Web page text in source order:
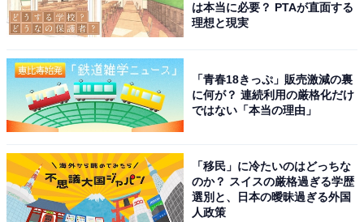
は本当に必要？ PTAが直面する
理想と現実
「青春18きっぷ」販売激減の裏
に何が？ 連続利用の厳格化だけ
ではない「本当の理由」
「移民」に冷たいのはどっちな
のか？ スイスの厳格過ぎる学歴
選別と、日本の曖昧過ぎる外国
人政策